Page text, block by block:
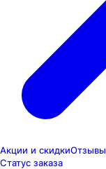
Акции и скидкиОтзывы
Статус заказа